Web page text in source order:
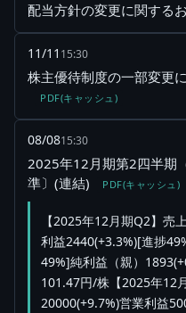
配当方針の変更に関する
11/11 15:30
株主優待制度の一部変更
PDF(キャッシュ)
08/0815:30
2025年12月期第2四半期
準〕(連結)
PDF(キャッシュ)
【2025年12月期Q2】売
利益2440(+3.3%)[進捗
49%]純利益（親）
101.47円/株【2025年12
20000(+9.7%)営業利益